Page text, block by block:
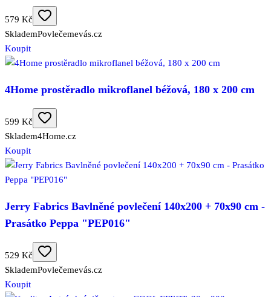
579 Kč
SklademPovlečemevás.cz
Koupit
4Home prostěradlo mikroflanel béžová, 180 x 200 cm
599 Kč
Skladem4Home.cz
Koupit
Jerry Fabrics Bavlněné povlečení 140x200 + 70x90 cm -
Prasátko Peppa "PEP016"
529 Kč
SklademPovlečemevás.cz
Koupit